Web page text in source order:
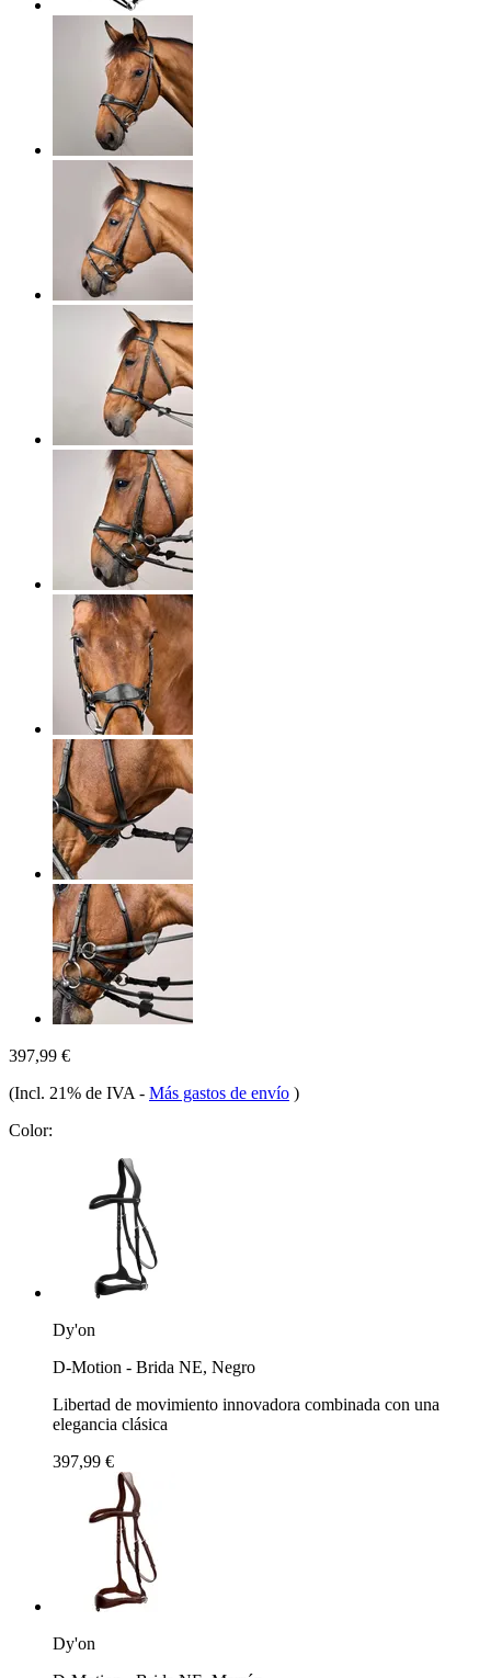
397,99 €
(Incl. 21% de IVA - Más gastos de envío )
Color:
Dy'on
D-Motion - Brida NE, Negro
Libertad de movimiento innovadora combinada con una
elegancia clásica
397,99 €
Dy'on